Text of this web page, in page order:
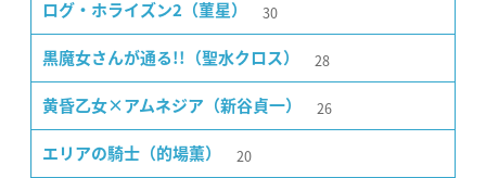
ログ・ホライズン2（菫星） 30
黒魔女さんが通る!!（聖水クロス） 28
黄昏乙女×アムネジア（新谷貞一） 26
エリアの騎士（的場薫） 20